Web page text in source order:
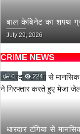
बाल केबिनेट का शपथ
July 29, 2026
CRIME NEWS
0 224
धारदार टंगिया से